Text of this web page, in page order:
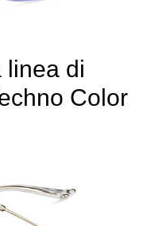
linea di
Color